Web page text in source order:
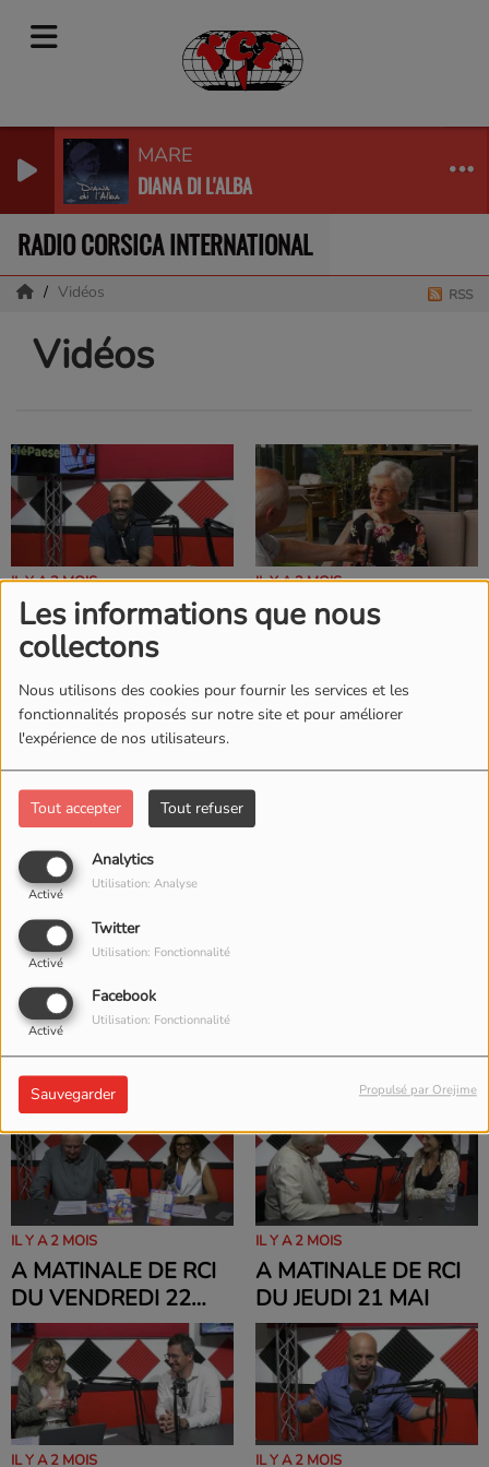
Les informations que nous
collectons
Nous utilisons des cookies pour fournir les services et les
fonctionnalités proposés sur notre site et pour améliorer
l'expérience de nos utilisateurs.
Tout accepter Tout refuser
Analytics
Activé
Utilisation: Analyse
Twitter
Activé
Utilisation: Fonctionnalité
Facebook
Activé
Utilisation: Fonctionnalité
Sauvegarder Propulsé par Orejime
MARE
DIANA DI L'ALBA
RADIO CORSICA INTERNATIONAL
Vidéos
Vidéos
RSS
IL Y A 2 MOIS
A MATINALE DE RCI
DU MARDI 2 JUIN
IL Y A 2 MOIS
A MATINALE DE RCI
DU LUNDI 1 JUIN
IL Y A 2 MOIS
A MATINALE DE RCI
DU VENDREDI 29
MAI
IL Y A 2 MOIS
A MATINALE DU
MERCREDI 27 MAI
A MATINALE DU
MARDI 26 MAI
IL Y A 2 MOIS
A MATINALE DE RCI
DU VENDREDI 22
MAI
IL Y A 2 MOIS
A MATINALE DE RCI
DU JEUDI 21 MAI
IL Y A 2 MOIS IL Y A 2 MOIS